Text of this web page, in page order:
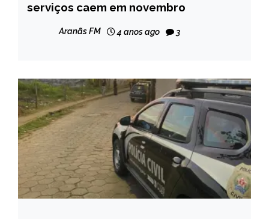
NOTÍCIAS
serviços caem em novembro
Aranãs FM 4 anos ago 3